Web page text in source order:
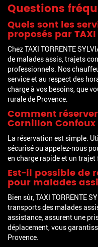
Questions
Quels sont les
proposés par TAXI
Chez TAXI TORRENTE
de malades assis, trajets
professionnels. Nos
service et au respect des
charge à vos besoins, que
rurale de Provence.
Comment
Cornillon Confoux
La réservation est simple.
sécurisé ou appelez-nous
en charge rapide et un trajet
Est-il possible de
pour malades
Bien sûr, TAXI TORRENTE
transports des malades
assistance, assurent une
déplacement, vous
Provence.